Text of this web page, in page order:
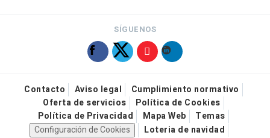
SÍGUENOS
Contacto Aviso legal
Cumplimiento normativo
Oferta de servicios
Política de Cookies
Política de Privacidad
Mapa Web
Temas
Configuración de Cookies
Loteria de navidad